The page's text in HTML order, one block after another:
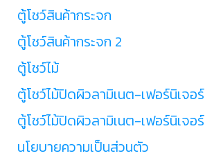
ตู้โชว์สินค้ากระจก
ตู้โชว์สินค้ากระจก 2
ตู้โชว์ไม้
ตู้โชว์ไม้ปิดผิวลามิเนต-เฟอร์นิเจอร์
ตู้โชว์ไม้ปิดผิวลามิเนต-เฟอร์นิเจอร์
นโยบายความเป็นส่วนตัว